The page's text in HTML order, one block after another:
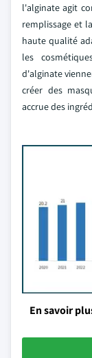
l'alginate agit
remplissage et
haute qualité
les
d'alginate
créer des
accrue des
En savoir